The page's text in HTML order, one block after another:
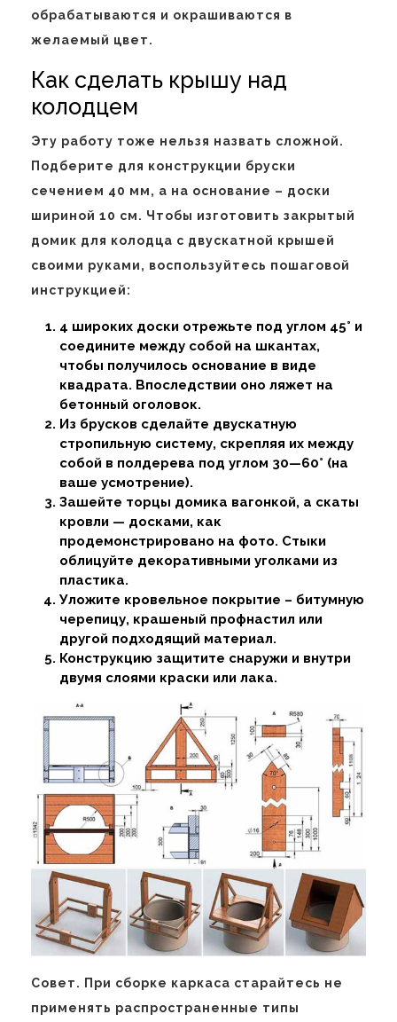
обрабатываются и окрашиваются в
желаемый цвет.
Как сделать крышу над
колодцем
Эту работу тоже нельзя назвать сложной.
Подберите для конструкции бруски
сечением 40 мм, а на основание – доски
шириной 10 см. Чтобы изготовить закрытый
домик для колодца с двускатной крышей
своими руками, воспользуйтесь пошаговой
инструкцией:
4 широких доски отрежьте под углом 45° и
соедините между собой на шкантах,
чтобы получилось основание в виде
квадрата. Впоследствии оно ляжет на
бетонный оголовок.
Из брусков сделайте двускатную
стропильную систему, скрепляя их между
собой в полдерева под углом 30—60° (на
ваше усмотрение).
Зашейте торцы домика вагонкой, а скаты
кровли — досками, как
продемонстрировано на фото. Стыки
облицуйте декоративными уголками из
пластика.
Уложите кровельное покрытие – битумную
черепицу, крашеный профнастил или
другой подходящий материал.
Конструкцию защитите снаружи и внутри
двумя слоями краски или лака.
Совет. При сборке каркаса старайтесь не
применять распространенные типы